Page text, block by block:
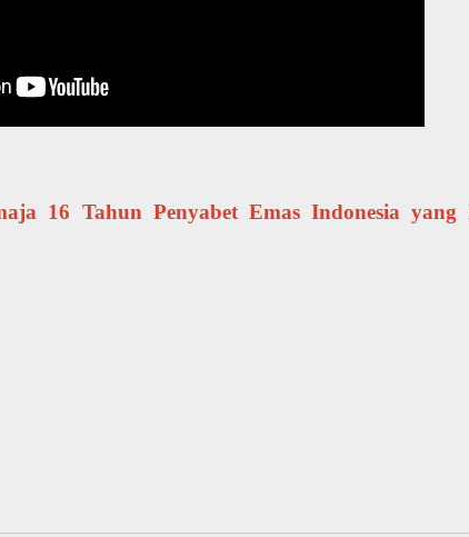
16 Tahun Penyabet Emas Indonesia yang